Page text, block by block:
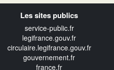
Les sites publics
service-public.fr
legifrance.gouv.fr
circulaire.legifrance.gouv.fr
gouvernement.fr
france.fr